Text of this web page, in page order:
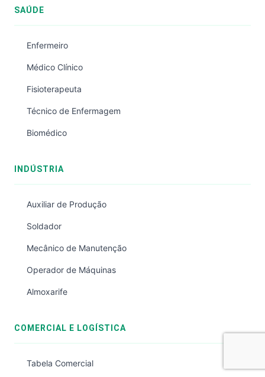
SAÚDE
Enfermeiro
Médico Clínico
Fisioterapeuta
Técnico de Enfermagem
Biomédico
INDÚSTRIA
Auxiliar de Produção
Soldador
Mecânico de Manutenção
Operador de Máquinas
Almoxarife
COMERCIAL E LOGÍSTICA
Tabela Comercial